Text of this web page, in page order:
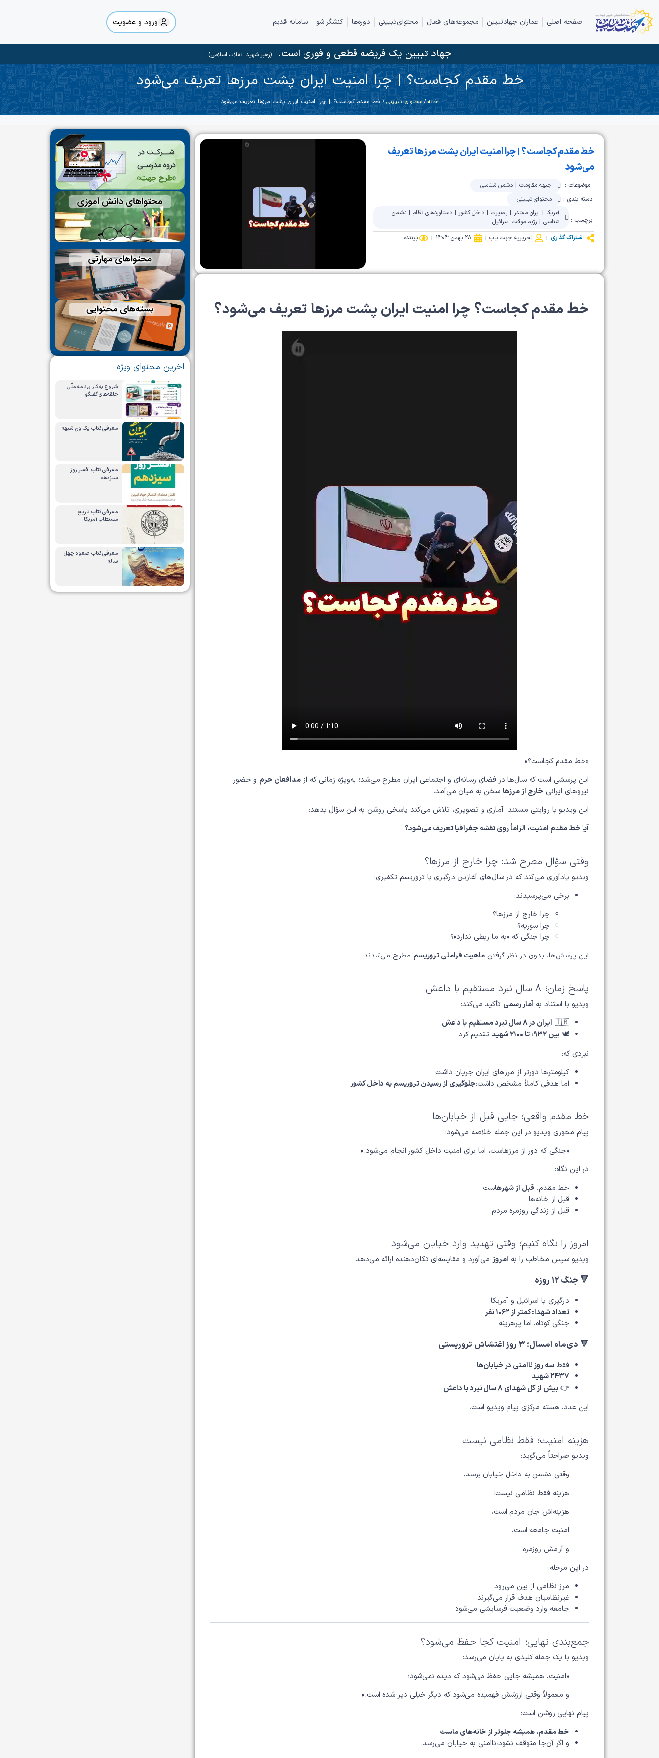
صفحه اصلی عماران جهادتبیین مجموعه‌های فعال محتوای‌تبیینی دوره‌ها کنشگر شو سامانه قدیم ورود و عضویت
جهاد تبیین یک فریضه قطعی و فوری است.(رهبر شهید انقلاب اسلامی)
خط مقدم کجاست؟ | چرا امنیت ایران پشت مرزها تعریف می‌شود
خانه/محتوای تبیینی/ خط مقدم کجاست؟ | چرا امنیت ایران پشت مرزها تعریف می‌شود
خط مقدم کجاست؟ | چرا امنیت ایران پشت مرزها تعریف
می‌شود
موضوعات : جبهه مقاومت| دشمن شناسی
دسته بندی :
محتوای تبیینی
برچسب :
آمریکا | ایران مقتدر | بصیرت| داخل کشور | دستاوردهای نظام| دشمن
شناسی| رژیم موقت اسرائیل
اشتراک گذاری
تحریریه جهت یاب 28 بهمن 1404 بیننده
خط مقدم کجاست؟ چرا امنیت ایران پشت مرزها تعریف می‌شود؟
«خط مقدم کجاست؟»
این پرسشی است که سال‌ها در فضای رسانه‌ای و اجتماعی ایران مطرح می‌شد؛ به‌ویژه زمانی که از مدافعان حرم و حضور
نیروهای ایرانی خارج از مرزها سخن به میان می‌آمد.
این ویدیو با روایتی مستند، آماری و تصویری، تلاش می‌کند پاسخی روشن به این سؤال بدهد:
آیا خط مقدم امنیت، الزاماً روی نقشه جغرافیا تعریف می‌شود؟
وقتی سؤال مطرح شد: چرا خارج از مرزها؟
ویدیو یادآوری می‌کند که در سال‌های آغازین درگیری با تروریسم تکفیری:
برخی می‌پرسیدند:
چرا خارج از مرزها؟
چرا سوریه؟
چرا جنگی که «به ما ربطی ندارد»؟
این پرسش‌ها، بدون در نظر گرفتن ماهیت فراملی تروریسم مطرح می‌شدند.
پاسخ زمان؛ ۸ سال نبرد مستقیم با داعش
ویدیو با استناد به آمار رسمی تأکید می‌کند:
🇮🇷 ایران در ۸ سال نبرد مستقیم با داعش
🕊️ بین ۱۹۳۲ تا ۲۱۰۰ شهید
تقدیم کرد
نبردی که:
کیلومترها دورتر از مرزهای ایران جریان داشت
اما هدفی کاملاً مشخص داشت:جلوگیری از رسیدن تروریسم به داخل کشور
خط مقدم واقعی؛ جایی قبل از خیابان‌ها
پیام محوری ویدیو در این جمله خلاصه می‌شود:
«جنگی که دور از مرزهاست، اما برای امنیت داخل کشور انجام می‌شود.»
در این نگاه:
خط مقدم، قبل از شهرهاست
قبل از خانه‌ها
قبل از زندگی روزمره مردم
امروز را نگاه کنیم؛ وقتی تهدید وارد خیابان می‌شود
ویدیو سپس مخاطب را به امروز می‌آورد و مقایسه‌ای تکان‌دهنده ارائه می‌دهد:
🔻 جنگ ۱۲ روزه
درگیری با اسرائیل و آمریکا
تعداد شهدا: کمتر از ۱۰۶۲ نفر
جنگی کوتاه، اما پرهزینه
🔻 دی‌ماه امسال؛ ۳ روز اغتشاش تروریستی
فقط سه روز ناامنی در خیابان‌ها
۲۴۳۷ شهید
👉 بیش از کل شهدای ۸ سال نبرد با داعش
این عدد، هسته مرکزی پیام ویدیو است.
هزینه امنیت؛ فقط نظامی نیست
ویدیو صراحتاً می‌گوید:
وقتی دشمن به داخل خیابان برسد،
هزینه فقط نظامی نیست؛
هزینه‌اش جان مردم است،
امنیت جامعه است،
و آرامش روزمره.
در این مرحله:
مرز نظامی از بین می‌رود
غیرنظامیان هدف قرار می‌گیرند
جامعه وارد وضعیت فرسایشی می‌شود
جمع‌بندی نهایی؛ امنیت کجا حفظ می‌شود؟
ویدیو با یک جمله کلیدی به پایان می‌رسد:
«امنیت، همیشه جایی حفظ می‌شود که دیده نمی‌شود؛
و معمولاً وقتی ارزشش فهمیده می‌شود که دیگر خیلی دیر شده است.»
پیام نهایی روشن است:
خط مقدم، همیشه جلوتر از خانه‌های ماست
و اگر آن‌جا متوقف نشود،ناامنی به خیابان می‌رسد.
اخرین محتوای ویژه
شروع به کار برنامه ملّی
حلقه‌های گفتگو
معرفی کتاب یک ون شبهه
معرفی کتاب افسر روز
سیزدهم
معرفی کتاب تاریخ
مستطاب آمریکا
معرفی کتاب صعود چهل
ساله